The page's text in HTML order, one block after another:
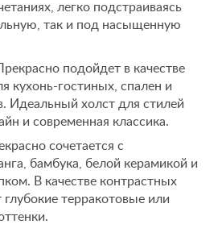
легко подстраиваясь
так и под насыщенную
подойдет в качестве
кухонь-гостиных, спален и
Идеальный холст для стилей
и современная классика.
сочетается с
бамбука, белой керамикой и
В качестве контрастных
терракотовые или